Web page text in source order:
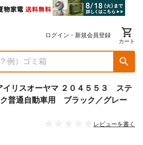
ログイン・新規会員登録
カート
イリスオーヤマ ２０４５５３ ステ
普通自動車用 ブラック／グレー
レビューを書く